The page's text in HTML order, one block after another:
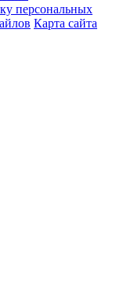
персональных
Карта сайта